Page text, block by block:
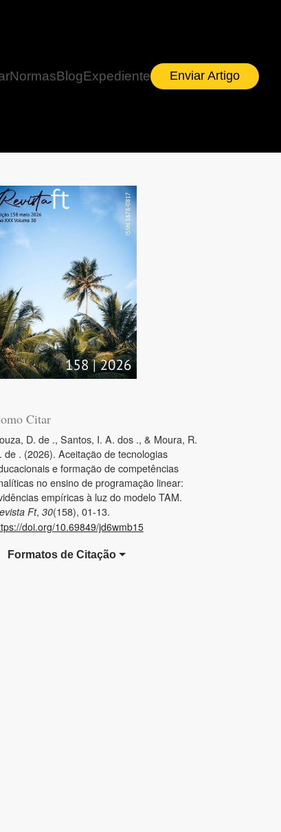
modelo TAM.
NormasBlogExpediente Enviar Artigo
Citar
D. de ., Santos, I. A. dos ., & Moura, R.
de . (2026). Aceitação de tecnologias
e formação de competências
no ensino de programação linear:
empíricas à luz do modelo TAM.
Ft, 30(158), 01-13.
doi.org/10.69849/jd6wmb15
Formatos de Citação